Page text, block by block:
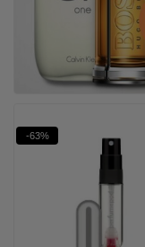
-63%